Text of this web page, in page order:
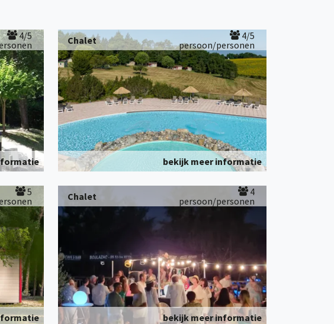
4/5
Chalet
4/5
persoon/personen
bekijk meer informatie
5
Chalet
4
persoon/personen
bekijk meer informatie